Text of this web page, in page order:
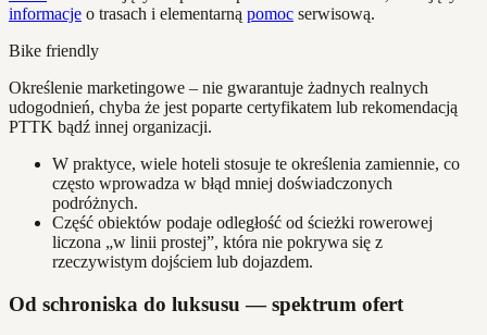
informacje o trasach i elementarną pomoc serwisową.
Bike friendly
Określenie marketingowe – nie gwarantuje żadnych realnych
udogodnień, chyba że jest poparte certyfikatem lub rekomendacją
PTTK bądź innej organizacji.
W praktyce, wiele hoteli stosuje te określenia zamiennie, co
często wprowadza w błąd mniej doświadczonych
podróżnych.
Część obiektów podaje odległość od ścieżki rowerowej
liczona „w linii prostej”, która nie pokrywa się z
rzeczywistym dojściem lub dojazdem.
Od schroniska do luksusu — spektrum ofert